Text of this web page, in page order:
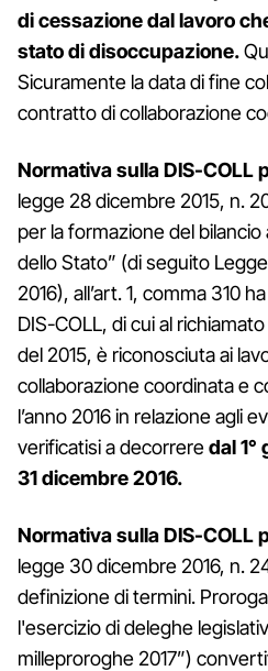
di cessazione dal lavoro
stato di disoccupazione.
Sicuramente la data di fine
contratto di collaborazione
Normativa sulla DIS-COLL
legge 28 dicembre 2015, n.
per la formazione del
dello Stato” (di seguito
2016), all’art. 1, comma 310
DIS-COLL, di cui al
del 2015, è riconosciuta ai
collaborazione coordinata e
l’anno 2016 in relazione agli
verificatisi a decorreredal 1°
31 dicembre 2016.
Normativa sulla DIS-COLL
legge 30 dicembre 2016, n.
definizione di termini.
l'esercizio di deleghe
milleproroghe 2017”)